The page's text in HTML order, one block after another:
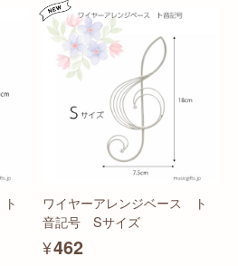
ワイヤーアレンジベース ト
音記号 Sサイズ
¥462